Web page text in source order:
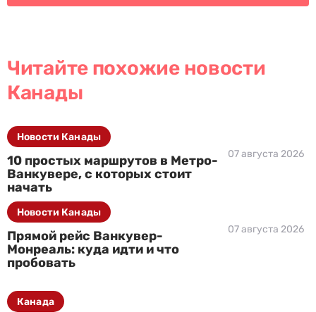
Читайте похожие новости
Канады
10 простых маршрутов в Метро-
Ванкувере, с которых стоит
начать
07 августа 2026
Новости Канады
Прямой рейс Ванкувер-
Монреаль: куда идти и что
пробовать
07 августа 2026
Новости Канады
Канада